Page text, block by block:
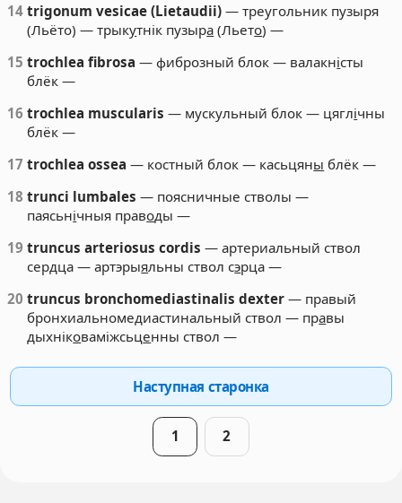
14 trigonum vesicae (Lietaudii) — треугольник пузыря
(Льёто) — трыкутнік пузыра (Льето) —
15 trochlea fibrosa — фиброзный блок — валакністы
блёк —
16 trochlea muscularis — мускульный блок — цяглічны
блёк —
17 trochlea ossea — костный блок — касьцяны блёк —
18 trunci lumbales — поясничные стволы —
паясьнічныя праводы —
19 truncus arteriosus cordis — артериальный ствол
сердца — артэрыяльны ствол сэрца —
20 truncus bronchomediastinalis dexter — правый
бронхиальномедиастинальный ствол — правы
дыхніковаміжсьценны ствол —
Наступная старонка
1 2